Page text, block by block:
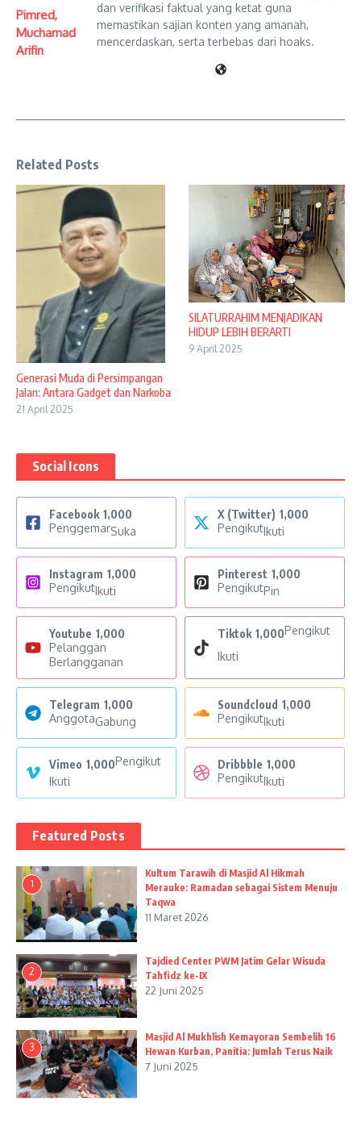
Pimred,
Muchamad
Arifin
dan verifikasi faktual yang ketat guna
memastikan sajian konten yang amanah,
mencerdaskan, serta terbebas dari hoaks.
Related Posts
Generasi Muda di Persimpangan
Jalan: Antara Gadget dan Narkoba
21 April 2025
SILATURRAHIM MENJADIKAN
HIDUP LEBIH BERARTI
9 April 2025
Social Icons
Facebook 1,000
PenggemarSuka
X (Twitter) 1,000
PengikutIkuti
Instagram 1,000
PengikutIkuti
Pinterest 1,000
PengikutPin
Youtube 1,000
Pelanggan
Berlangganan
Tiktok 1,000Pengikut
Ikuti
Telegram 1,000
AnggotaGabung
Soundcloud 1,000
PengikutIkuti
Vimeo 1,000Pengikut
Ikuti
Dribbble 1,000
PengikutIkuti
Featured Posts
1
Kultum Tarawih di Masjid Al Hikmah
Merauke: Ramadan sebagai Sistem Menuju
Taqwa
11 Maret 2026
2
Tajdied Center PWM Jatim Gelar Wisuda
Tahfidz ke-IX
22 Juni 2025
3
Masjid Al Mukhlish Kemayoran Sembelih 16
Hewan Kurban, Panitia: Jumlah Terus Naik
7 Juni 2025